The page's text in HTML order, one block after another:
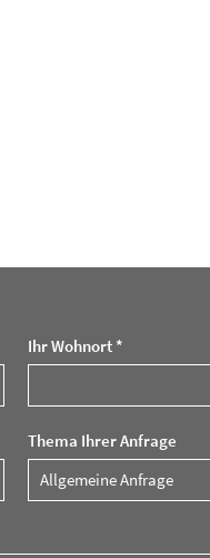
Ihr Wohnort *
Thema Ihrer Anfrage